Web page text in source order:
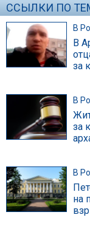
ССЫЛКИ ПО
В
В
за
В
за
В
на